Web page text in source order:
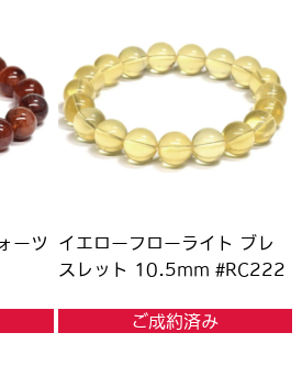
ーツ
イエローフローライト ブレ
スレット 10.5mm #RC222
ご成約済み